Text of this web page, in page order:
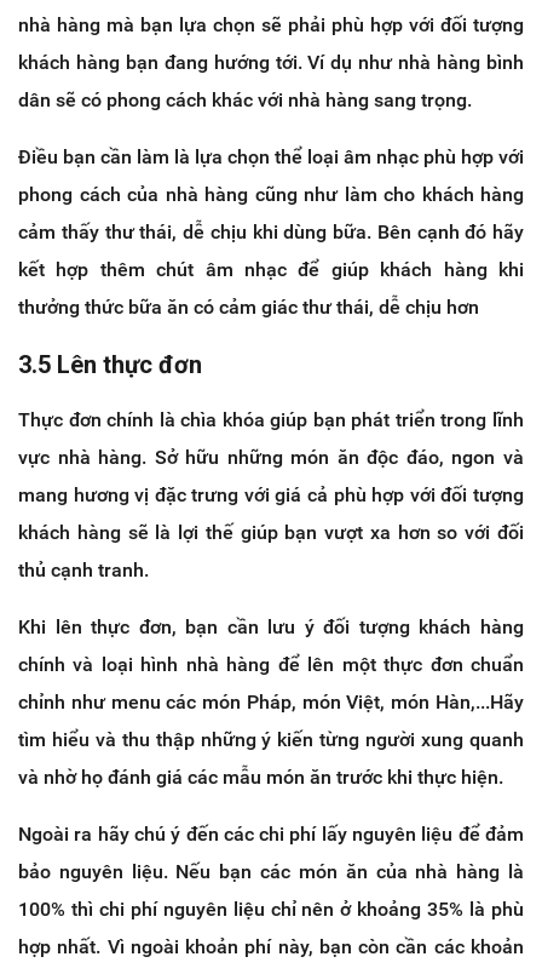
nhà hàng mà bạn lựa chọn sẽ phải phù hợp với đối tượng
khách hàng bạn đang hướng tới. Ví dụ như nhà hàng bình
dân sẽ có phong cách khác với nhà hàng sang trọng.
Điều bạn cần làm là lựa chọn thể loại âm nhạc phù hợp với
phong cách của nhà hàng cũng như làm cho khách hàng
cảm thấy thư thái, dễ chịu khi dùng bữa. Bên cạnh đó hãy
kết hợp thêm chút âm nhạc để giúp khách hàng khi
thưởng thức bữa ăn có cảm giác thư thái, dễ chịu hơn
3.5 Lên thực đơn
Thực đơn chính là chìa khóa giúp bạn phát triển trong lĩnh
vực nhà hàng. Sở hữu những món ăn độc đáo, ngon và
mang hương vị đặc trưng với giá cả phù hợp với đối tượng
khách hàng sẽ là lợi thế giúp bạn vượt xa hơn so với đối
thủ cạnh tranh.
Khi lên thực đơn, bạn cần lưu ý đối tượng khách hàng
chính và loại hình nhà hàng để lên một thực đơn chuẩn
chỉnh như menu các món Pháp, món Việt, món Hàn,...Hãy
tìm hiểu và thu thập những ý kiến từng người xung quanh
và nhờ họ đánh giá các mẫu món ăn trước khi thực hiện.
Ngoài ra hãy chú ý đến các chi phí lấy nguyên liệu để đảm
bảo nguyên liệu. Nếu bạn các món ăn của nhà hàng là
100% thì chi phí nguyên liệu chỉ nên ở khoảng 35% là phù
hợp nhất. Vì ngoài khoản phí này, bạn còn cần các khoản